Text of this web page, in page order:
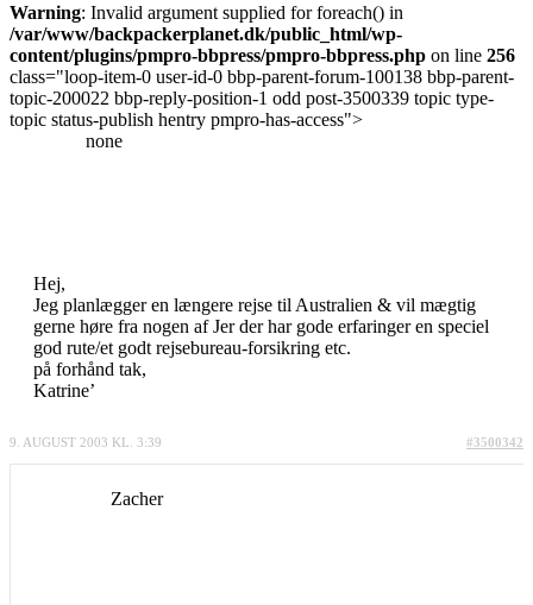
Warning: Invalid argument supplied for foreach() in
/var/www/backpackerplanet.dk/public_html/wp-
content/plugins/pmpro-bbpress/pmpro-bbpress.php on line 256
class="loop-item-0 user-id-0 bbp-parent-forum-100138 bbp-parent-
topic-200022 bbp-reply-position-1 odd post-3500339 topic type-
topic status-publish hentry pmpro-has-access">
none
Hej,
Jeg planlægger en længere rejse til Australien & vil mægtig
gerne høre fra nogen af Jer der har gode erfaringer en speciel
god rute/et godt rejsebureau-forsikring etc.
på forhånd tak,
Katrine’
9. AUGUST 2003 KL. 3:39 #3500342
Zacher